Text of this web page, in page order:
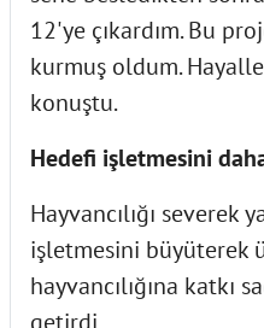
12'ye çıkardım. Bu
kurmuş oldum.
konuştu.
Hedefi işletmesini
Hayvancılığı severek
işletmesini büyüterek
hayvancılığına katkı
getirdi.